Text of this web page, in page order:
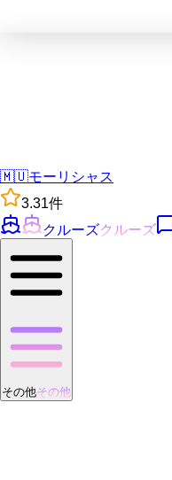
🇲🇺モーリシャス
3.31件
クルーズクルーズ
その他その他